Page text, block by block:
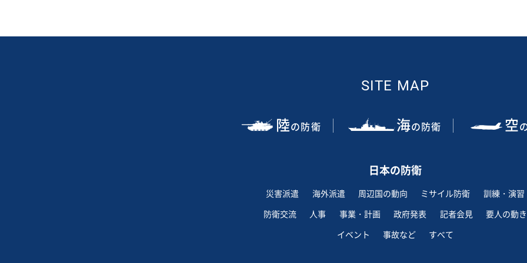
SITE MAP
陸の防衛 海の防衛 空
日本の防衛
災害派遣 海外派遣 周辺国の動向 ミサイル防衛
訓練・演習
防衛交流
人事 事業・計画 政府発表 記者会見
要人の動き
イベント
事故など すべて